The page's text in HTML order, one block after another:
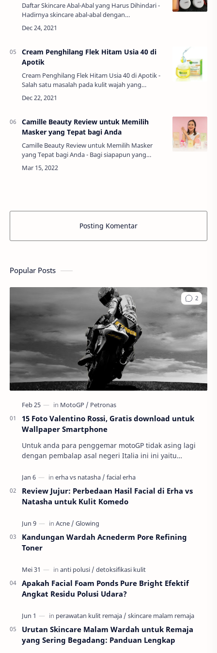
Daftar Skincare Abal-Abal yang Harus Dihindari -
Hadirnya skincare abal-abal dengan
kandungannya yang tidak jelas dan
mengandung banyak merkuri berbahaya cukup
Cream Penghilang Flek Hitam Usia 40 di
Apotik
Cream Penghilang Flek Hitam Usia 40 di Apotik -
Salah satu masalah pada kulit wajah yang
mengganggu adalah flek hitam. Apalagi untuk
wanita usia 40an, biasanya sudah mulai muncul
Camille Beauty Review untuk Memilih
Masker yang Tepat bagi Anda
Camille Beauty Review untuk Memilih Masker
yang Tepat bagi Anda - Bagi siapapun yang
sedang bingung mencari produk perawatan kulit
wajah, perlu mengetahui Camille Beauty review.
Posting Komentar
Popular Posts
15 Foto Valentino Rossi, Gratis download untuk
Wallpaper Smartphone
Untuk anda para penggemar motoGP tidak asing lagi
dengan pembalap asal negeri Italia ini ini yaitu
Review Jujur: Perbedaan Hasil Facial di Erha vs
Natasha untuk Kulit Komedo
Kandungan Wardah Acnederm Pore Refining
Toner
Apakah Facial Foam Ponds Pure Bright Efektif
Angkat Residu Polusi Udara?
Urutan Skincare Malam Wardah untuk Remaja
yang Sering Begadang: Panduan Lengkap